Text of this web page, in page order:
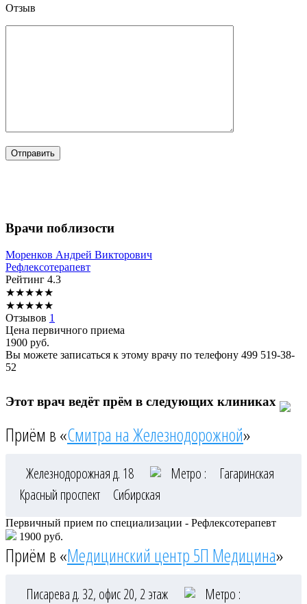
Отзыв
Врачи поблизости
Моренков Андрей Викторович
Рефлексотерапевт
Рейтинг 4.3
★★★★★
★★★★★
Отзывов 1
Цена первичного приема
1900 руб.
Вы можете записаться к этому врачу по телефону 499 519-38-
52
Этот врач ведёт прём в следующих клиниках
Приём в «Смитра на Железнодорожной»
Железнодорожная д. 18 Метро :
Гагаринская
Красный проспект
Сибирская
Первичный прием по специализации - Рефлексотерапевт
1900 руб.
Приём в «Медицинский центр 5П Медицина»
Писарева д. 32, офис 20, 2 этаж
Метро :